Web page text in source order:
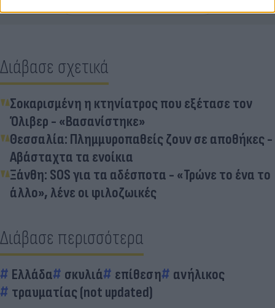
Διάβασε σχετικά
Σοκαρισμένη η κτηνίατρος που εξέτασε τον
Όλιβερ - «Βασανίστηκε»
Θεσσαλία: Πλημμυροπαθείς ζουν σε αποθήκες -
Αβάσταχτα τα ενοίκια
Ξάνθη: SOS για τα αδέσποτα - «Τρώνε το ένα το
άλλο», λένε οι φιλοζωικές
Διάβασε περισσότερα
Ελλάδα σκυλιά επίθεση
ανήλικος
τραυματίας (not updated)